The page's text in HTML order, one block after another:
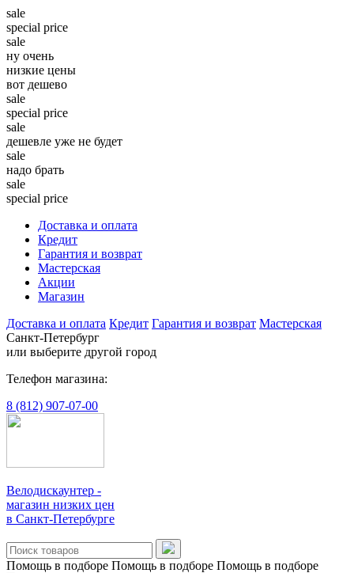
sale
special price
sale
ну очень
низкие цены
вот дешево
sale
special price
sale
дешевле уже не будет
sale
надо брать
sale
special price
Доставка и оплата
Кредит
Гарантия и возврат
Мастерская
Акции
Магазин
Доставка и оплата Кредит Гарантия и возврат Мастерская
Санкт-Петербург
или выберите другой город
Телефон магазина:
8 (812) 907-07-00
Велодискаунтер -
магазин низких цен
в Санкт-Петербурге
Помощь в подборе Помощь в подборе Помощь в подборе